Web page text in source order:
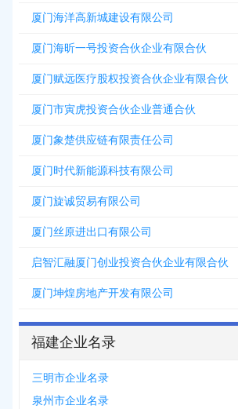
厦门海洋高新城建设有限公司
厦门海昕一号投资合伙企业有限合伙
厦门赋远医疗股权投资合伙企业有限合伙
厦门市寅虎投资合伙企业普通合伙
厦门象楚供应链有限责任公司
厦门时代新能源科技有限公司
厦门旋诚贸易有限公司
厦门丝原进出口有限公司
启智汇融厦门创业投资合伙企业有限合伙
厦门坤煌房地产开发有限公司
福建企业名录
三明市企业名录
泉州市企业名录